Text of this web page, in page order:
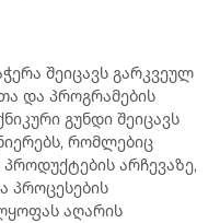
შეიცავს გარკვეულ
და პროგრამების
გუნდი შეიცავს
რომლებიც
არჩევაზე,
პროცესების
აღარის